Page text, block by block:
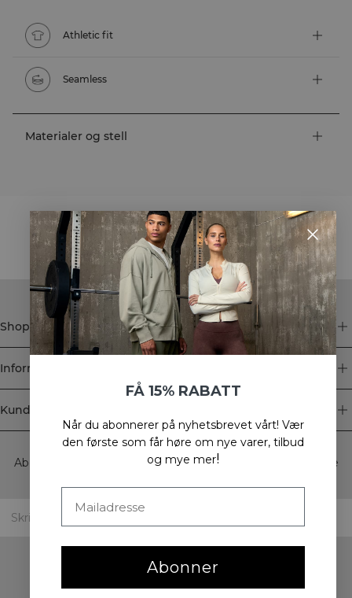
Athletic fit
Seamless
Materialer og stell
STYLE WITH
Shop
Informasjon
Kundeservice
Newsletter
Abonner på nyhetsbrevet vårt! Få eksklusive tilbud, de siste
FÅ 15% RABATT
Når du abonnerer på nyhetsbrevet vårt! Vær
den første som får høre om nye varer, tilbud
og mye mer!
Abonner